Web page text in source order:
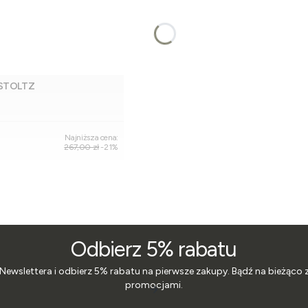
Dodaj do koszyka
Najniższa cena:
267,00 zł -21%
Odbierz 5% rabatu
i odbierz 5% rabatu na pierwsze zakupy. Bądź na bieżąco
promocjami.